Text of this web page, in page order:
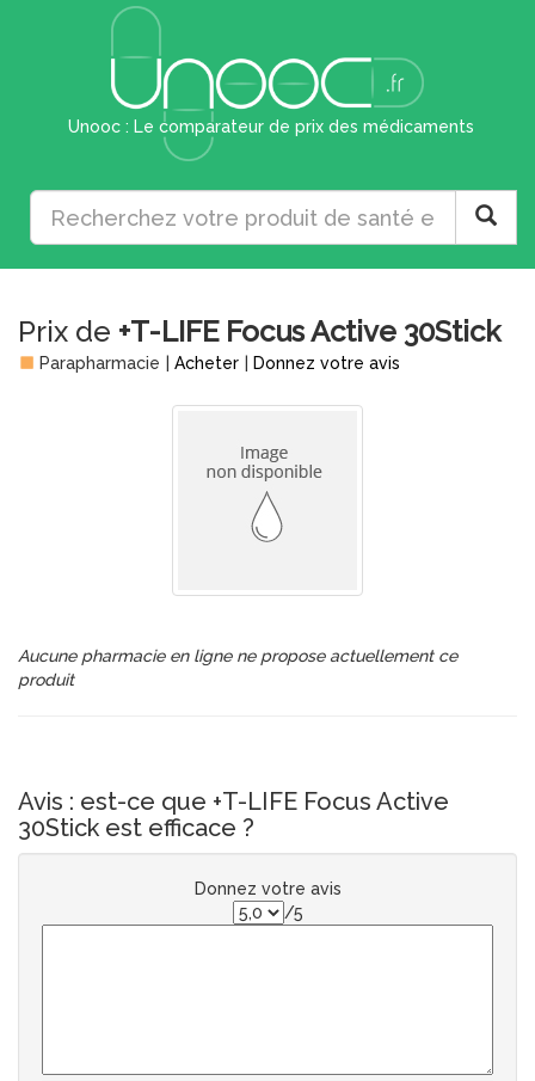
Unooc : Le comparateur de prix des médicaments
Prix de +T-LIFE Focus Active 30Stick
Parapharmacie Acheter Donnez votre avis
Aucune pharmacie en ligne ne propose actuellement ce
produit
Avis : est-ce que +T-LIFE Focus Active
30Stick est efficace ?
Donnez votre avis
/5